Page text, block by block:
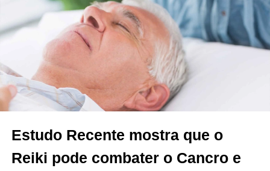
Estudo Recente mostra que o
Reiki pode combater o Cancro e